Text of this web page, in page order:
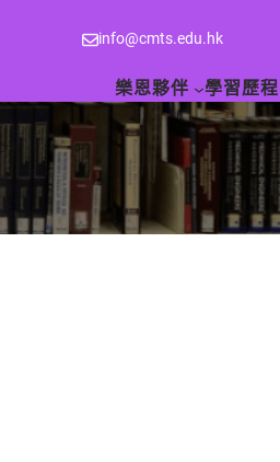
info@cmts.edu.hk
樂恩夥伴 學習歷程